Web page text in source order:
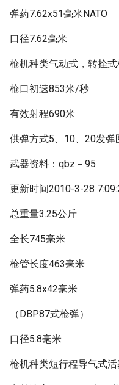
弹药7.62x51毫米NATO
口径7.62毫米
枪机种类气动式，转拴
枪口初速853米/秒
有效射程690米
供弹方式5、10、20发弹
武器资料：qbz－95
更新时间2010-3-28
总重量3.25公斤
全长745毫米
枪管长度463毫米
弹药5.8x42毫米
（DBP87式枪弹）
口径5.8毫米
枪机种类短行程导气式